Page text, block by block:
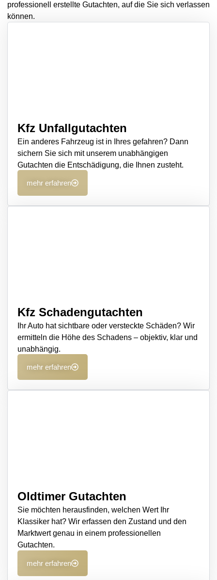
professionell erstellte Gutachten, auf die Sie sich verlassen
können.
Kfz Unfallgutachten
Ein anderes Fahrzeug ist in Ihres gefahren? Dann
sichern Sie sich mit unserem unabhängigen
Gutachten die Entschädigung, die Ihnen zusteht.
mehr erfahren
Kfz Schadengutachten
Ihr Auto hat sichtbare oder versteckte Schäden? Wir
ermitteln die Höhe des Schadens – objektiv, klar und
unabhängig.
mehr erfahren
Oldtimer Gutachten
Sie möchten herausfinden, welchen Wert Ihr
Klassiker hat? Wir erfassen den Zustand und den
Marktwert genau in einem professionellen
Gutachten.
mehr erfahren